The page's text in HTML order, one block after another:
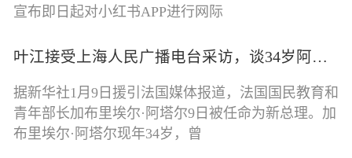
宣布即日起对小红书APP进行网际
叶江接受上海人民广播电台采访，谈34岁阿塔尔出任法国总理
据新华社1月9日援引法国媒体报道，法国国民教育和
青年部长加布里埃尔·阿塔尔9日被任命为新总理。加
布里埃尔·阿塔尔现年34岁，曾